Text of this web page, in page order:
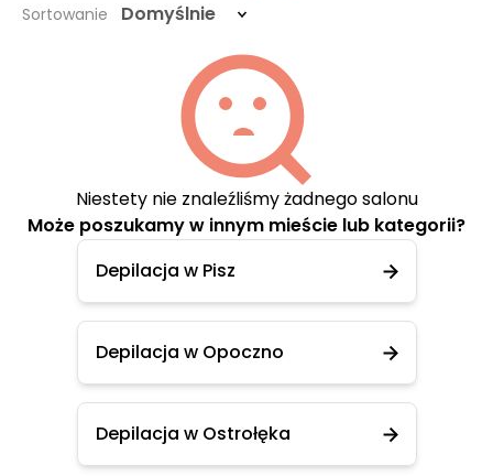
Sortowanie Domyślnie
Niestety nie znaleźliśmy żadnego salonu
Może poszukamy w innym mieście lub kategorii?
Depilacja w Pisz
Depilacja w Opoczno
Depilacja w Ostrołęka